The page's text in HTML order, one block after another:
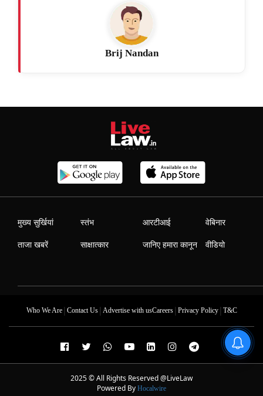
Brij Nandan
मुख्य सुर्खियां
ताजा खबरें
स्तंभ
साक्षात्कार
आरटीआई
जानिए हमारा कानून
वेबिनार
वीडियो
Who We Are| Contact Us| Advertise with usCareers| Privacy Policy| T&C
2025 © All Rights Reserved @LiveLaw
Powered By Hocalwire